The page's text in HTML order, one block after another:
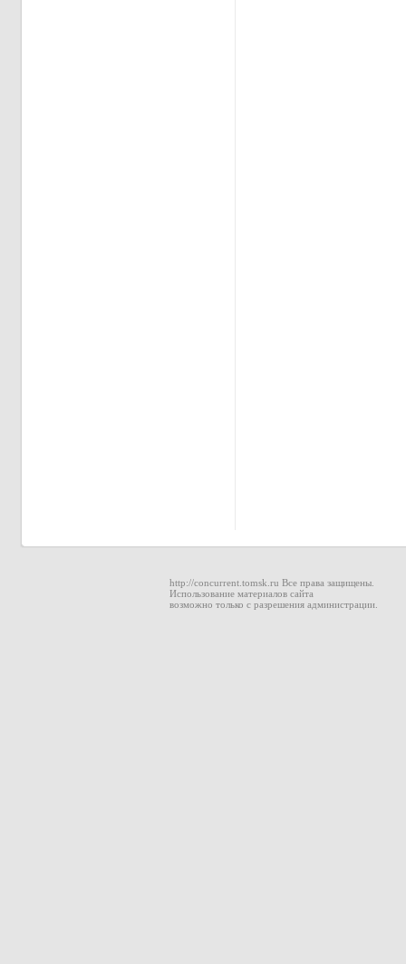
http://concurrent.tomsk.ru Все права защищены.
Использование материалов сайта
возможно только с разрешения администрации.